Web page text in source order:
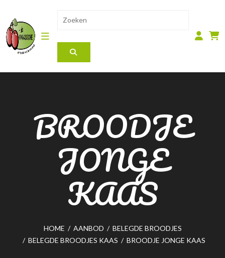
BROODJE
JONGE
KAAS
HOME / AANBOD / BELEGDE BROODJES
/ BELEGDE BROODJES KAAS / BROODJE JONGE KAAS